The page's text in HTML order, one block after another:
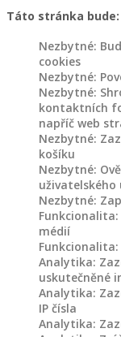
Táto stránka bude:
Nezbytné:
cookies
Nezbytné:
Nezbytné:
kontaktních
napříč web
Nezbytné:
košíku
Nezbytné:
uživatelského
Nezbytné:
médií
Analytika:
uskutečněné
Analytika:
IP čísla
Analytika: